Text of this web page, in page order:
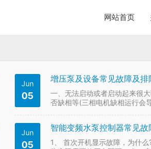
网站首页
Jun
05
增压泵及设备常见故障及排
一、无法启动或者启动起来很
否缺相等(三相电机缺相运行会
Jun
05
智能变频水泵控制器常见
1、 首次开机显示故障，为什